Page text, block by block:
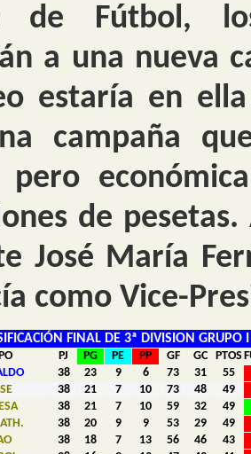
de Fútbol,
a una nueva
estaría en
campaña
pero
de
José María
como Vice-
FINAL DE 3ª DIVISION GRUPO I
PJ PG PE PP GF GC PTOS
38 23 9 6 73 31
55
38 21 7 10 73 48
49
38 21 7 10 59 32
49
38 20 9 9 53 29
49
38 18 7 13 56 46
43